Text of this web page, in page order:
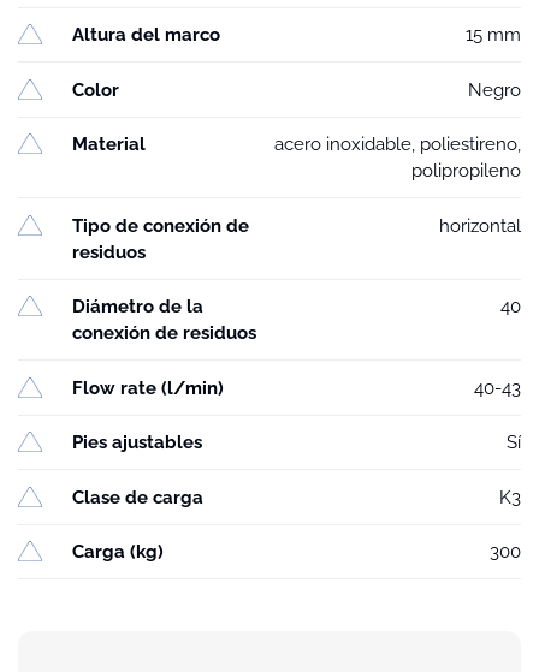
Altura del marco 15 mm
Color Negro
Material
acero inoxidable, poliestireno,
polipropileno
Tipo de conexión de
residuos
horizontal
Diámetro de la
conexión de residuos
40
Flow rate (l/min) 40-43
Pies ajustables Sí
Clase de carga K3
Carga (kg) 300